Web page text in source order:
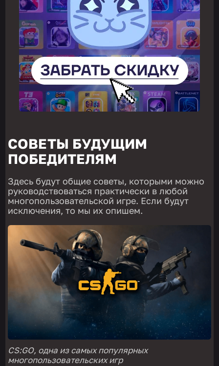
СОВЕТЫ БУДУЩИМ
ПОБЕДИТЕЛЯМ
Здесь будут общие советы, которыми можно
руководствоваться практически в любой
многопользовательской игре. Если будут
исключения, то мы их опишем.
CS:GO, одна из самых популярных
многопользовательских игр